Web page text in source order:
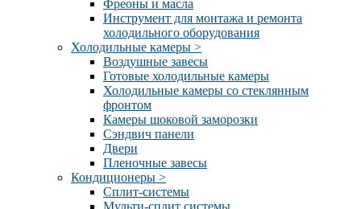
Фреоны и масла
Инструмент для монтажа и ремонта
холодильного оборудования
Холодильные камеры >
Воздушные завесы
Готовые холодильные камеры
Холодильные камеры со стеклянным
фронтом
Камеры шоковой заморозки
Сэндвич панели
Двери
Пленочные завесы
Кондиционеры >
Сплит-системы
Мульти-сплит системы